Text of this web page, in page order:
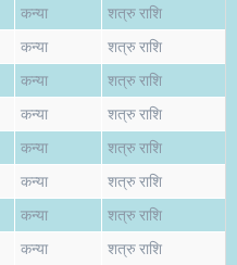
कन्या शत्रु राशि
कन्या शत्रु राशि
कन्या शत्रु राशि
कन्या शत्रु राशि
कन्या शत्रु राशि
कन्या शत्रु राशि
कन्या शत्रु राशि
कन्या शत्रु राशि